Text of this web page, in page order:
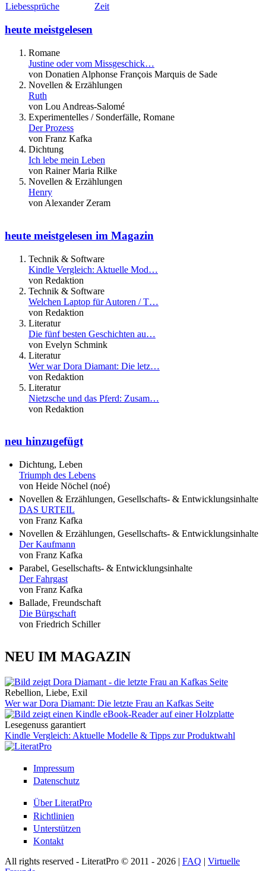
Liebessprüche
Zeit
heute meistgelesen
Romane
Justine oder vom Missgeschick…
von Donatien Alphonse François Marquis de Sade
Novellen & Erzählungen
Ruth
von Lou Andreas-Salomé
Experimentelles / Sonderfälle, Romane
Der Prozess
von Franz Kafka
Dichtung
Ich lebe mein Leben
von Rainer Maria Rilke
Novellen & Erzählungen
Henry
von Alexander Zeram
heute meistgelesen im Magazin
Technik & Software
Kindle Vergleich: Aktuelle Mod…
von Redaktion
Technik & Software
Welchen Laptop für Autoren / T…
von Redaktion
Literatur
Die fünf besten Geschichten au…
von Evelyn Schmink
Literatur
Wer war Dora Diamant: Die letz…
von Redaktion
Literatur
Nietzsche und das Pferd: Zusam…
von Redaktion
neu hinzugefügt
Dichtung, Leben
Triumph des Lebens
von Heide Nöchel (noé)
Novellen & Erzählungen, Gesellschafts- & Entwicklungsinhalte
DAS URTEIL
von Franz Kafka
Novellen & Erzählungen, Gesellschafts- & Entwicklungsinhalte
Der Kaufmann
von Franz Kafka
Parabel, Gesellschafts- & Entwicklungsinhalte
Der Fahrgast
von Franz Kafka
Ballade, Freundschaft
Die Bürgschaft
von Friedrich Schiller
NEU IM MAGAZIN
Rebellion, Liebe, Exil
Wer war Dora Diamant: Die letzte Frau an Kafkas Seite
Lesegenuss garantiert
Kindle Vergleich: Aktuelle Modelle & Tipps zur Produktwahl
Impressum
Datenschutz
Über LiteratPro
Richtlinien
Unterstützen
Kontakt
All rights reserved - LiteratPro © 2011 - 2026 | FAQ | Virtuelle